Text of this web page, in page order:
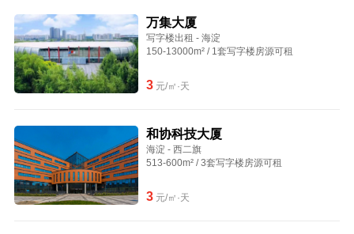
万集大厦
写字楼出租 - 海淀
150-13000m² / 1套写字楼房源可租
3元/㎡·天
和协科技大厦
海淀 - 西二旗
513-600m² / 3套写字楼房源可租
3元/㎡·天